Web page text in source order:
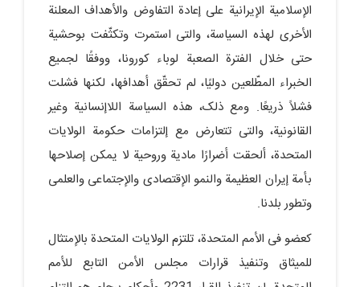
الإسلامیة الإیرانیة على إعادة التفاوض والأهداف المعلنة
الأخرى لهذه السیاسة، والتی استمرت وتکثّفت بوحشیة
حتى خلال الفترة الصعبة لوباء کورونا، ووفقًا لجمیع
الخبراء المطّلعین دولیًا، لم تحقّق أهدافها، لکنها فشلت
فشلاً ذریعًا. ومع ذلک، هذه السیاسة اللاإنسانیة وغیر
القانونیة، والتی تتعارض مع إلتزامات حکومة الولایات
المتحدة، ألحقت أضرارًا مادیة وروحیة لا یمکن إصلاحها
بأمة إیران العظیمة والنمو الإقتصادی والإجتماعی والعلمی
وتطور بلدنا.
کعضو فی الأمم المتحدة، تلتزم الولایات المتحدة بالإمتثال
للمیثاق وتنفیذ قرارات مجلس الأمن التابع للأمم